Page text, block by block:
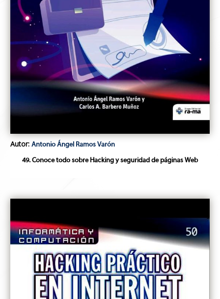
Autor:Antonio Ángel Ramos Varón
49. Conoce todo sobre Hacking y seguridad de páginas Web